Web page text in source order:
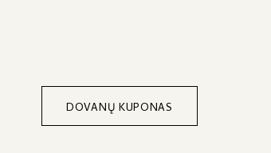
DOVANŲ KUPONAS